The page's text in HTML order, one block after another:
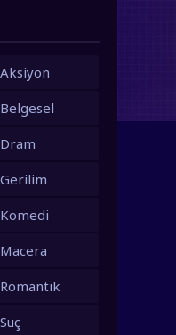
Aksiyon
Belgesel
Dram
Gerilim
Komedi
Macera
Romantik
Suç